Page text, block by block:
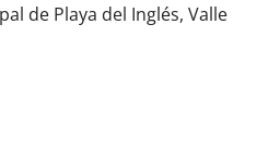
de Playa del Inglés, Valle